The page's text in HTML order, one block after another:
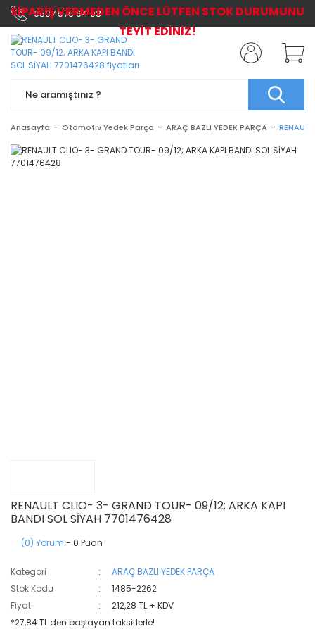
0507 576 64 03
Anasayfa Otomotiv Yedek Parça ARAÇ BAZLI YEDEK PARÇA
RENAULT CLIO- 3- GRAND TOUR- 09/12; ARKA KAPI
BANDI SOL SİYAH 7701476428
(0) Yorum - 0 Puan
Kategori
ARAÇ BAZLI YEDEK PARÇA
Stok Kodu
1485-2262
Fiyat
212,28 TL + KDV
*27,84 TL den başlayan taksitlerle!
SİPARİŞ VERMEDEN ÖNCE LÜTFEN STOK DURUMUNU
TEYİT EDİNİZ!